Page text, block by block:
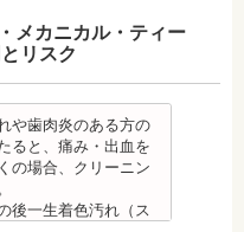
等、歯科医師の指示
に個人差が大きくあ
医師との見解の相違
くご相談ください。
が短くなる「歯根吸
ます。
げる癖があった場
治療計画よりも治療
。
経過するとかみ合わ
。かみ合わせが悪く
りを招く事がありま
崩れることで、口が
きに痛みが出る顎関
。他にも自律神経失
み合わせが原因の場
ます。 その他
アも予防に役立ちま
療が行えないため矯
。
くなる可能性があり
障害、頭痛、肩こり
があります。インプ
るために、定期検診
、妊婦の方は受けら
お子様は、インプラ
め、抗生物質等を治
の可能性のある方、
療はお控えくださ
、検討される方は、
う。
座大学院卒業
院によって「クリー
PMTC」と書いてい
専用の機器が用いられ
科医院によっては歯
、PMTCの場合もあ
るとよいでしょう。
会 理事長 日坂充
メカニカル・ティー
リスク
や歯肉炎のある方の
ると、痛み・出血を
の場合、クリーニン
後一生着色汚れ（ス